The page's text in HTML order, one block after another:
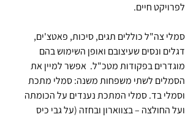
לפרויקט חיים.
סמלי צה"ל כוללים תגים, סיכות, פאטצ'ים,
דגלים ונסים שעיצובם ואופן השימוש בהם
מוגדרים בפקודות מטכ"ל.  אפשר למיין את
הסמלים לשתי משפחות משנה: סמלי מתכת
וסמלי בד. סמלי המתכת נענדים על הכומתה
ועל החולצה – בצווארון ובחזה (על גבי כיס